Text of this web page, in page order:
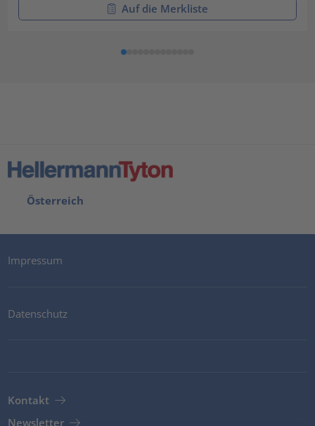
Auf die Merkliste
Österreich
Impressum
Datenschutz
Kontakt
Newsletter